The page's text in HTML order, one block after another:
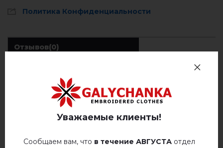
Политика Конфиденциальности
Отзывов(0)
ОТЗЫВЫ О ОЛЕКСА (БЕЛАЯ С КРАСНЫМ)
Ручная стирка до 40° C
гладить при температуре 110° C
Уважаемые клиенты!
Сообщаем вам, что в течение АВГУСТАотдел